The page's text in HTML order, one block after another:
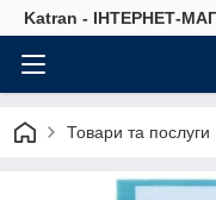
Katran - ІНТЕРНЕТ-
Товари та послуги